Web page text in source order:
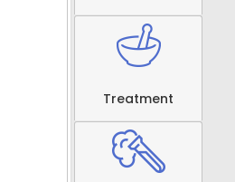
Treatment